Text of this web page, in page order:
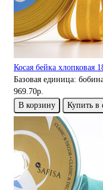
Косая бейка хлопковая
Базовая единица:
969.70р.
В корзину
Купить в